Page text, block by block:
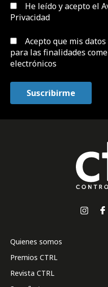
He leído y acepto el
Privacidad
Acepto que mis
para las finalidades
electrónicos
Quienes somos
Premios CTRL
Revista CTRL